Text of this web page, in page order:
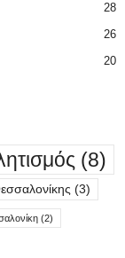
28
26
20
(8)
(3)
(2)